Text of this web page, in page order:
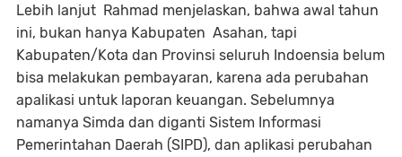
Lebih lanjut Rahmad menjelaskan, bahwa awal tahun
ini, bukan hanya Kabupaten Asahan, tapi
Kabupaten/Kota dan Provinsi seluruh Indoensia belum
bisa melakukan pembayaran, karena ada perubahan
apalikasi untuk laporan keuangan. Sebelumnya
namanya Simda dan diganti Sistem Informasi
Pemerintahan Daerah (SIPD), dan aplikasi perubahan